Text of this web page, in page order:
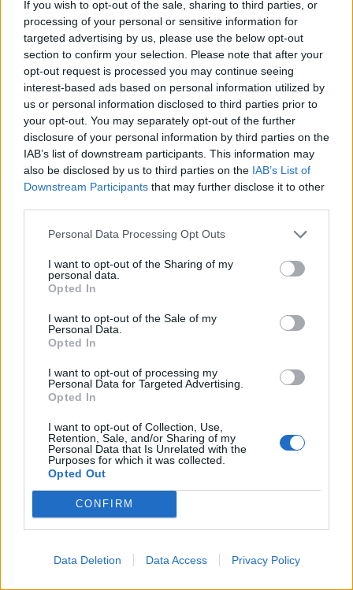
If you wish to opt-out of the sale, sharing to third parties, or
processing of your personal or sensitive information for
targeted advertising by us, please use the below opt-out
section to confirm your selection. Please note that after your
opt-out request is processed you may continue seeing
interest-based ads based on personal information utilized by
us or personal information disclosed to third parties prior to
your opt-out. You may separately opt-out of the further
disclosure of your personal information by third parties on the
IAB’s list of downstream participants. This information may
also be disclosed by us to third parties on the IAB’s List of
Downstream Participants that may further disclose it to other
Personal Data Processing Opt Outs
I want to opt-out of the Sharing of my
personal data.
Opted In
I want to opt-out of the Sale of my
Personal Data.
Opted In
I want to opt-out of processing my
Personal Data for Targeted Advertising.
Opted In
I want to opt-out of Collection, Use,
Retention, Sale, and/or Sharing of my
Personal Data that Is Unrelated with the
Purposes for which it was collected.
Opted Out
CONFIRM
Data Deletion Data Access Privacy Policy
07/08/2010
Interrogazione urgente per la
privatizzazione delle aule
didattiche
13/06/2010
Tutte ammesse le 16 offerte per
Acea, Alemanno vince sul Pd
14/02/2010
capitolina è necessaria
13/02/2010
Privatizzazione Tirrenia, i big del
mare si preparano
26/01/2010